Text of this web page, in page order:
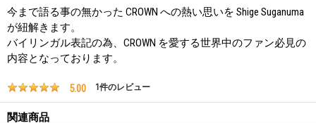
今まで語る事の無かった CROWN への熱い思いを Shige Suganuma
が紐解きます。
バイリンガル表記の為、CROWN を愛する世界中のファン必見の
内容となっております。
5.00 1件のレビュー
関連商品